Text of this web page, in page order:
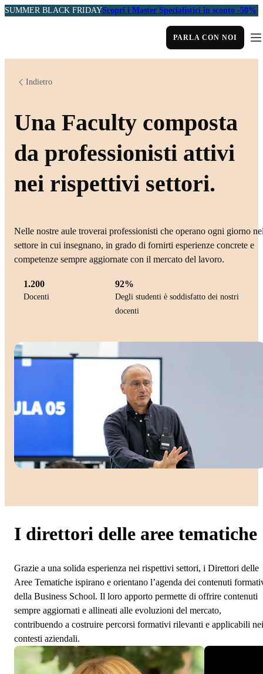
SUMMER BLACK FRIDAYScopri i Master Specialistici in sconto -50%
PARLA CON NOI
Indietro
Una Faculty composta
da professionisti attivi
nei rispettivi settori.
Nelle nostre aule troverai professionisti che operano ogni giorno
settore in cui insegnano, in grado di fornirti esperienze concrete e
competenze sempre aggiornate con il mercato del lavoro.
1.200
Docenti
92%
Degli studenti è soddisfatto dei nostri
docenti
I direttori delle aree tematiche
Grazie a una solida esperienza nei rispettivi settori, i Direttori delle
Aree Tematiche ispirano e orientano l’agenda dei contenuti
della Business School. Il loro apporto permette di offrire contenuti
sempre aggiornati e allineati alle evoluzioni del mercato,
contribuendo a costruire percorsi formativi rilevanti e applicabili nei
contesti aziendali.